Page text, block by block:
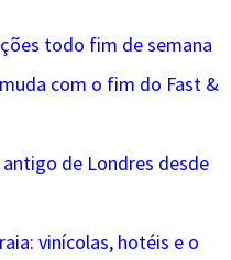
todo fim de semana
com o fim do Fast &
de Londres desde
vinícolas, hotéis e o